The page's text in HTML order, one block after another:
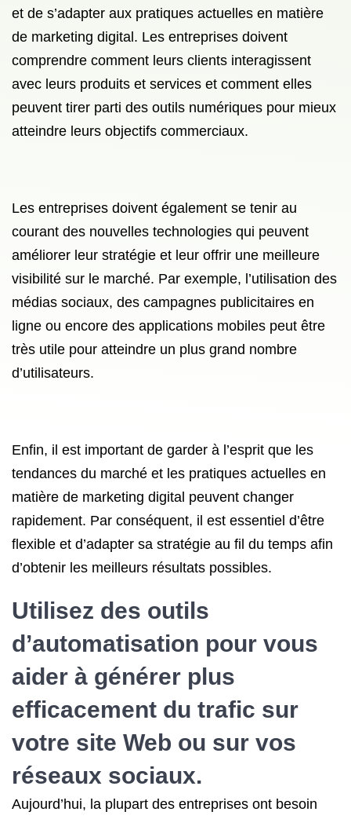
et de s’adapter aux pratiques actuelles en matière
de marketing digital. Les entreprises doivent
comprendre comment leurs clients interagissent
avec leurs produits et services et comment elles
peuvent tirer parti des outils numériques pour mieux
atteindre leurs objectifs commerciaux.
Les entreprises doivent également se tenir au
courant des nouvelles technologies qui peuvent
améliorer leur stratégie et leur offrir une meilleure
visibilité sur le marché. Par exemple, l’utilisation des
médias sociaux, des campagnes publicitaires en
ligne ou encore des applications mobiles peut être
très utile pour atteindre un plus grand nombre
d’utilisateurs.
Enfin, il est important de garder à l’esprit que les
tendances du marché et les pratiques actuelles en
matière de marketing digital peuvent changer
rapidement. Par conséquent, il est essentiel d’être
flexible et d’adapter sa stratégie au fil du temps afin
d’obtenir les meilleurs résultats possibles.
Utilisez des outils
d’automatisation pour vous
aider à générer plus
efficacement du trafic sur
votre site Web ou sur vos
réseaux sociaux.
Aujourd’hui, la plupart des entreprises ont besoin